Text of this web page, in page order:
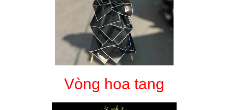
Vòng hoa tang